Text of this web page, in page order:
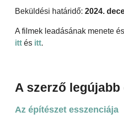
Beküldési határidő: 2024.
A filmek leadásának menete
itt és itt.
A szerző
Az építészet esszenciája